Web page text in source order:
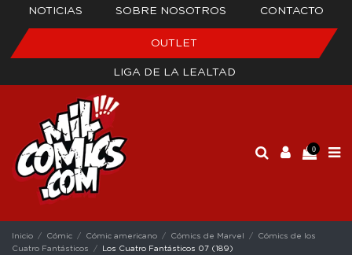
NOTICIAS SOBRE NOSOTROS CONTACTO
OUTLET
LIGA DE LA LEALTAD
0
Inicio Cómic Cómic americano Cómics de Marvel
Cómics de los
Cuatro Fantásticos
Los Cuatro Fantásticos 07 (189)